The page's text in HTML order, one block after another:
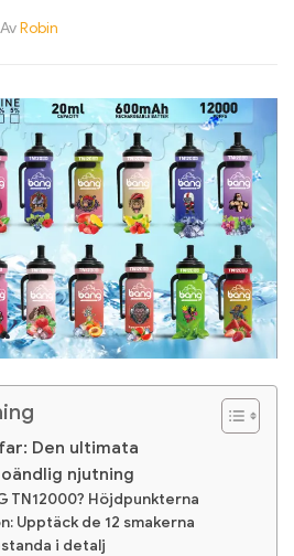
AvRobin
Den ultimata
njutning
TN12000? Höjdpunkterna
Upptäck de 12 smakerna
i detalj